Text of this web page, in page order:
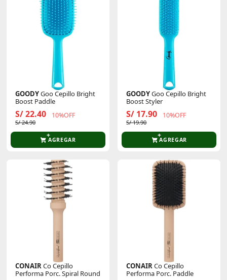
GOODYGoo Cepillo Bright
Boost Paddle
S/ 22.40 10%OFF
S/ 24.90
AGREGAR
GOODYGoo Cepillo Bright
Boost Styler
S/ 17.90 10%OFF
S/ 19.90
AGREGAR
CONAIRCo Cepillo
Performa Porc. Spiral Round
CONAIRCo Cepillo
Performa Porc. Paddle